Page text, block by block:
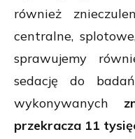
również
centralne,
sprawujemy
sedację do
wykonywanych
przekracza 11